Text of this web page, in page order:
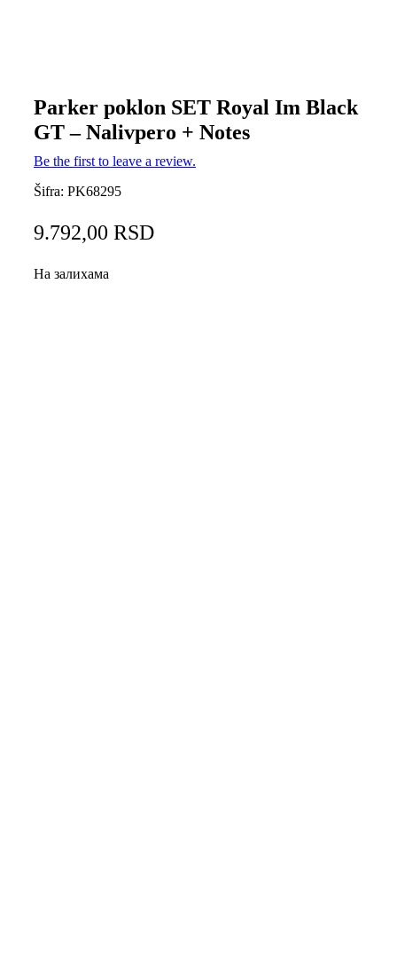
Parker poklon SET Royal Im Black
GT – Nalivpero + Notes
Be the first to leave a review.
Šifra: PK68295
9.792,00 RSD
На залихама